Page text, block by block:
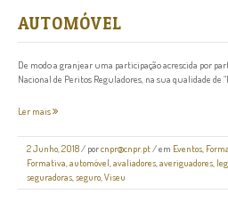
AUTOMÓVEL
De modo a granjear uma participação acrescida por
Nacional de Peritos Reguladores, na sua qualidade de
Ler mais
2 Junho, 2018/ porcnpr@cnpr.pt/ em Eventos,
Formativa,automóvel,avaliadores,averiguadores,
seguradoras,seguro,Viseu